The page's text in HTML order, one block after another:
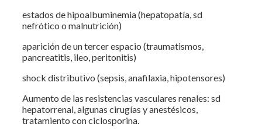
estados de hipoalbuminemia (hepatopatía, sd
nefrótico o malnutrición)
aparición de un tercer espacio (traumatismos,
pancreatitis, ileo, peritonitis)
shock distributivo (sepsis, anafilaxia, hipotensores)
Aumento de las resistencias vasculares renales: sd
hepatorrenal, algunas cirugías y anestésicos,
tratamiento con ciclosporina.